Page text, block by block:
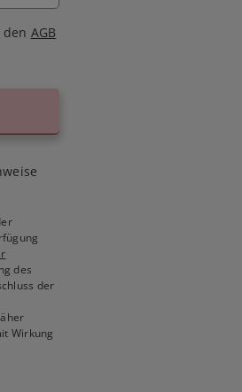
AGB
des
der
Wirkung